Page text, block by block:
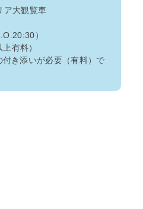
ア大観覧車
）
有料）
き添いが必要（有料）で